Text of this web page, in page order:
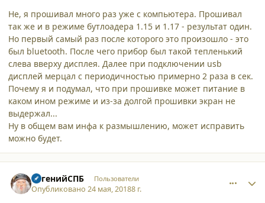
Не, я прошивал много раз уже с компьютера. Прошивал
так же и в режиме бутлоадера 1.15 и 1.17 - результат один.
Но первый самый раз после которого это произошло - это
был bluetooth. После чего прибор был такой тепленький
слева вверху дисплея. Далее при подключении usb
дисплей мерцал с периодичностью примерно 2 раза в сек.
Почему я и подумал, что при прошивке может питание в
каком ином режиме и из-за долгой прошивки экран не
выдержал...
Ну в общем вам инфа к размышлению, может исправить
можно будет.
ЕвгенийСПБ Пользователи
Опубликовано24 мая, 20188 г.